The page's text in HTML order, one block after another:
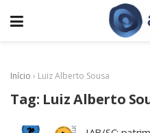
Início › Luiz Alberto Sousa
Tag: Luiz Alberto